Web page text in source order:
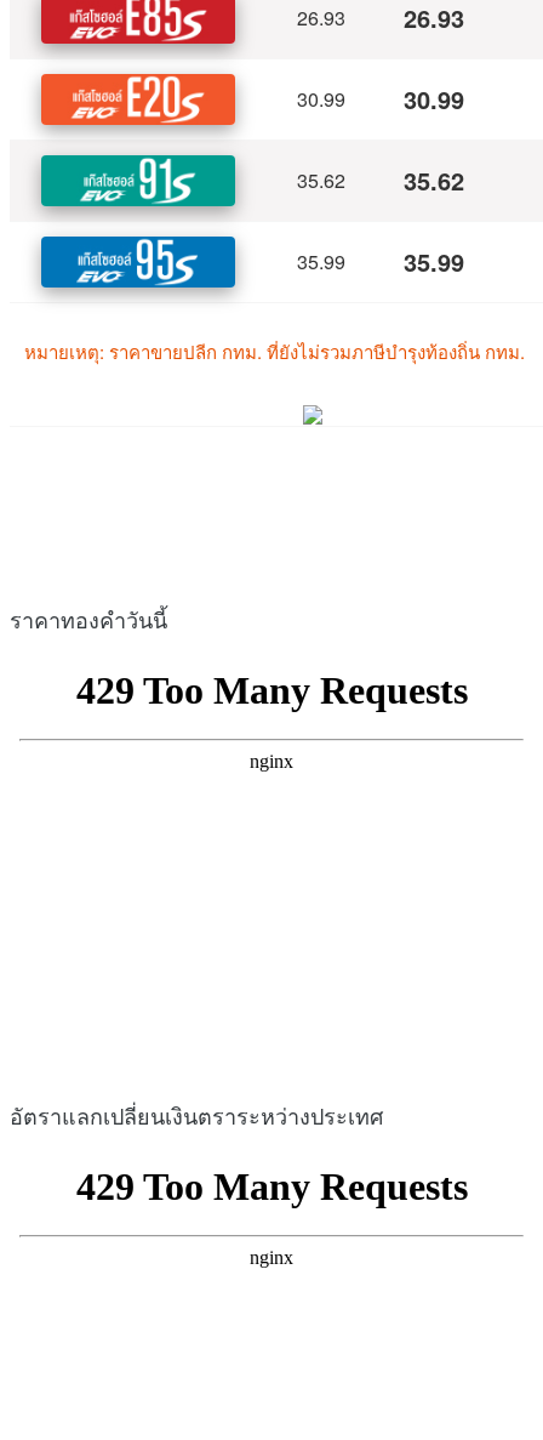
ราคาทองคำวันนี้
อัตราแลกเปลี่ยนเงินตราระหว่างประเทศ